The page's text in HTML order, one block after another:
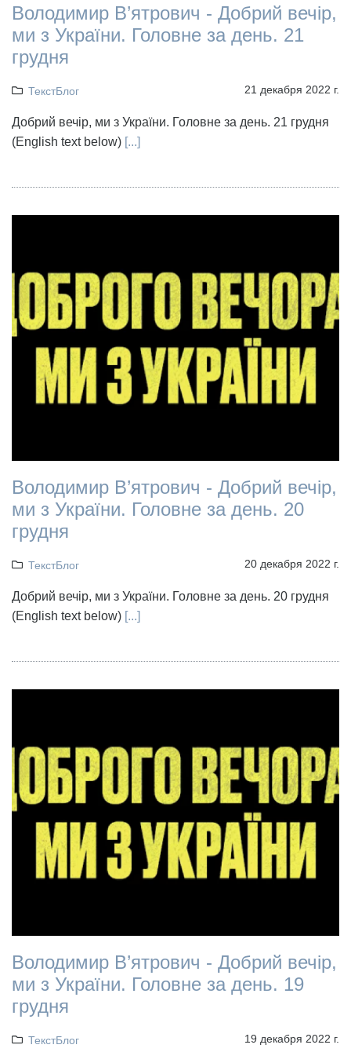
Володимир В’ятрович - Добрий вечір,
ми з України. Головне за день. 21
грудня
ТекстБлог 21 декабря 2022 г.
Добрий вечір, ми з України. Головне за день. 21 грудня
(English text below) [...]
Володимир В’ятрович - Добрий вечір,
ми з України. Головне за день. 20
грудня
ТекстБлог 20 декабря 2022 г.
Добрий вечір, ми з України. Головне за день. 20 грудня
(English text below) [...]
Володимир В’ятрович - Добрий вечір,
ми з України. Головне за день. 19
грудня
ТекстБлог 19 декабря 2022 г.